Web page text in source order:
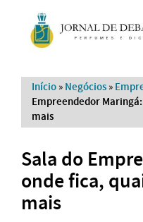
Início » Negócios »
Empreendedor
mais
Sala do
onde fica,
mais